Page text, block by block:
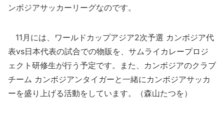
ンボジアサッカーリーグなのです。
11月には、ワールドカップアジア2次予選 カンボジア代
表vs日本代表の試合での物販を、サムライカレープロジ
ェクト研修生が行う予定です。また、カンボジアのクラブ
チーム カンボジアンタイガーと一緒にカンボジアサッカ
ーを盛り上げる活動をしています。（森山たつを）